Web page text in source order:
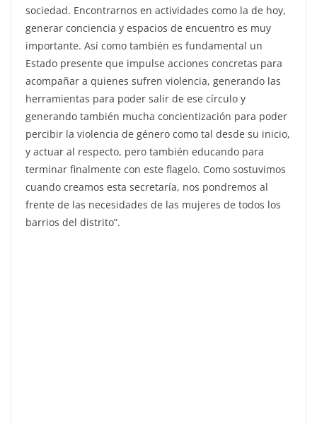
sociedad. Encontrarnos en actividades como la de hoy,
generar conciencia y espacios de encuentro es muy
importante. Así como también es fundamental un
Estado presente que impulse acciones concretas para
acompañar a quienes sufren violencia, generando las
herramientas para poder salir de ese círculo y
generando también mucha concientización para poder
percibir la violencia de género como tal desde su inicio,
y actuar al respecto, pero también educando para
terminar finalmente con este flagelo. Como sostuvimos
cuando creamos esta secretaría, nos pondremos al
frente de las necesidades de las mujeres de todos los
barrios del distrito”.